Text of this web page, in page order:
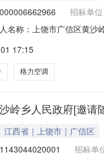
招标单位
名称：上饶市广信区黄沙
调格力/GREEKFR-
17:15
格力空调
岭乡人民政府[邀
江西省｜上饶市｜广信区
招标单